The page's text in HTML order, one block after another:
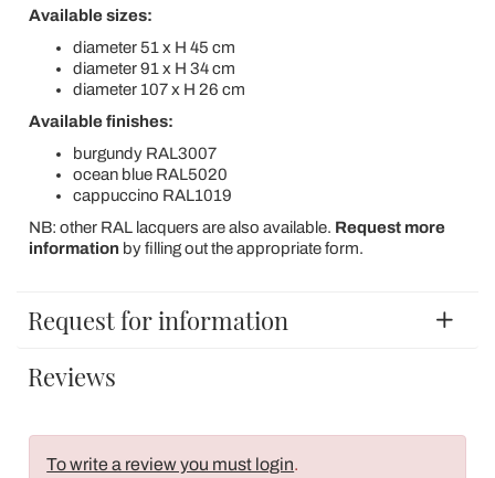
Available sizes:
diameter 51 x H 45 cm
diameter 91 x H 34 cm
diameter 107 x H 26 cm
Available finishes:
burgundy RAL3007
ocean blue RAL5020
cappuccino RAL1019
NB: other RAL lacquers are also available. Request more
information by filling out the appropriate form.
Request for information
Reviews
To write a review you must login.